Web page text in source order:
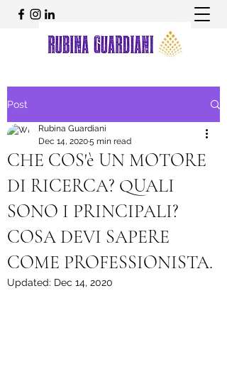
Post
CHE COS'è UN MOTORE
DI RICERCA? QUALI
SONO I PRINCIPALI?
COSA DEVI SAPERE
COME PROFESSIONISTA.
Rubina Guardiani
Dec 14, 20205 min read
Updated: Dec 14, 2020